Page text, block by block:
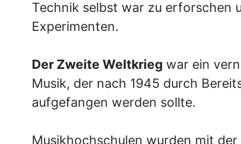
Technik selbst war zu erforschen
Experimenten.
Der Zweite Weltkrieg war ein
Musik, der nach 1945 durch
aufgefangen werden sollte.
Musikhochschulen wurden mit